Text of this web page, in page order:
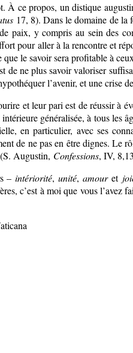
À ce propos, un distique
17, 8). Dans le domaine de la
paix, y compris au sein des
pour aller à la rencontre et
le savoir sera profitable à
de ne plus savoir valoriser
l’avenir, et une crise
et leur pari est de réussir à
généralisée, à tous
en particulier, avec ses
de ne pas en être dignes. Le
Augustin, Confessions, IV,
–intériorité,unité,amouret
c’est à moi que vous l’avez